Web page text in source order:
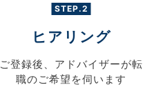
STEP.2
ヒアリング
ご登録後、 アドバイザーが転
職のご希望を伺います